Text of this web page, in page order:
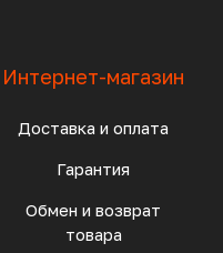
Интернет-магазин
Доставка и оплата
Гарантия
Обмен и возврат
товара